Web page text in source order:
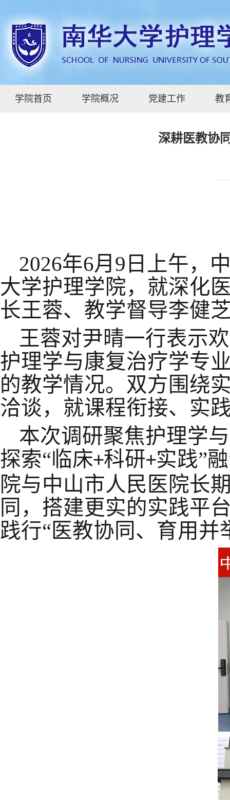
学院首页 学院概况 党建工作 教
深耕医教协
2026年6月9日上午，
大学护理学院，就深化
长王蓉、教学督导李健
王蓉对尹晴一行表示
护理学与康复治疗学专
的教学情况。双方围绕
洽谈，就课程衔接、实
本次调研聚焦护理学
探索“临床+科研+实践”
院与中山市人民医院长
同，搭建更实的实践平
践行“医教协同、育用并